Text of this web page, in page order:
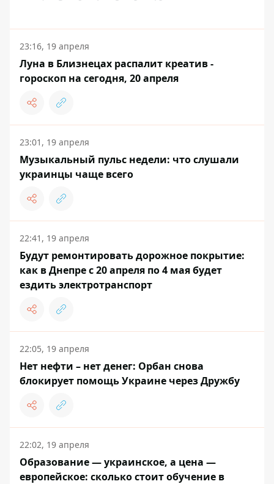
23:16, 19 апреля
Луна в Близнецах распалит креатив -
гороскоп на сегодня, 20 апреля
23:01, 19 апреля
Музыкальный пульс недели: что слушали
украинцы чаще всего
22:41, 19 апреля
Будут ремонтировать дорожное покрытие:
как в Днепре с 20 апреля по 4 мая будет
ездить электротранспорт
22:05, 19 апреля
Нет нефти – нет денег: Орбан снова
блокирует помощь Украине через Дружбу
22:02, 19 апреля
Образование — украинское, а цена —
европейское: сколько стоит обучение в